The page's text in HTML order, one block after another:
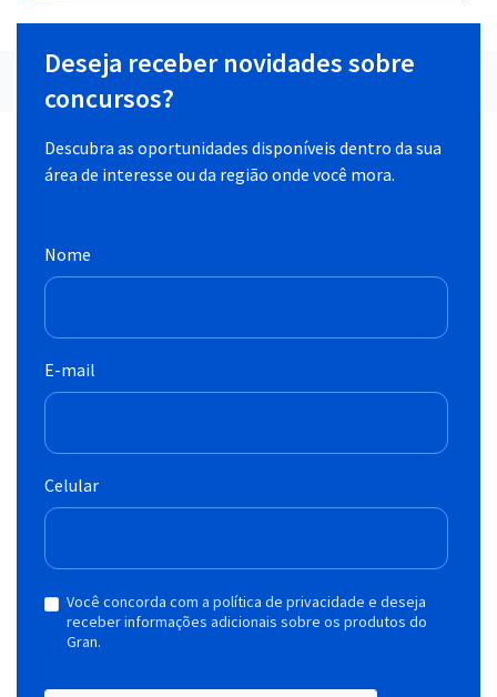
Deseja receber novidades sobre
concursos?
Descubra as oportunidades disponíveis dentro da sua
área de interesse ou da região onde você mora.
Nome
E-mail
Celular
Você concorda com a política de privacidade e deseja
receber informações adicionais sobre os produtos do
Gran.